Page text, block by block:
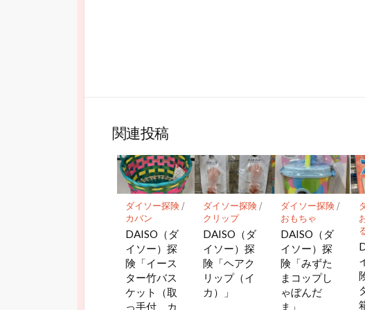
関連投稿
ダイソー探険/
カバン
DAISO（ダ
イソー）探
険「イース
ター竹バス
ケット（取
っ手付、カ
ダイソー探険/
クリップ
DAISO（ダ
イソー）探
険「ヘアク
リップ（イ
カ）」
ダイソー探険/
おもちゃ
DAISO（ダ
イソー）探
険「みずた
まコップし
ゃぼんだ
ま」